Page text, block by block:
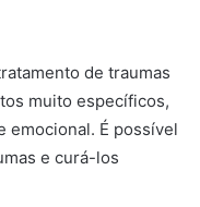
de traumas
muito específicos,
emocional. É possível
e curá-los